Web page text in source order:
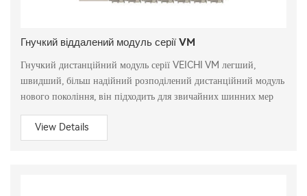
Гнучкий віддалений модуль серії VM
Гнучкий дистанційний модуль серії VEICHI VM легший,
швидший, більш надійний розподілений дистанційний модуль
нового покоління, він підходить для звичайних шинних мер
View Details